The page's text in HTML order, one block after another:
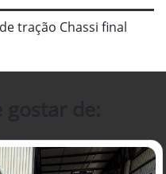
tração Chassi final